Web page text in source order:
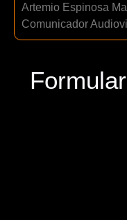
Artemio Espinosa
Comunicador